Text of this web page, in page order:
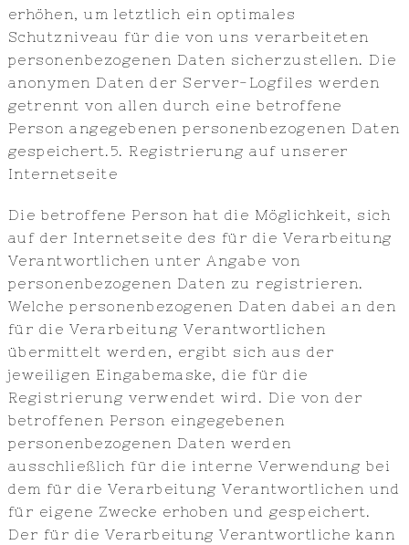
erhöhen, um letztlich ein optimales
Schutzniveau für die von uns verarbeiteten
personenbezogenen Daten sicherzustellen. Die
anonymen Daten der Server-Logfiles werden
getrennt von allen durch eine betroffene
Person angegebenen personenbezogenen Daten
gespeichert.5. Registrierung auf unserer
Internetseite
Die betroffene Person hat die Möglichkeit, sich
auf der Internetseite des für die Verarbeitung
Verantwortlichen unter Angabe von
personenbezogenen Daten zu registrieren.
Welche personenbezogenen Daten dabei an den
für die Verarbeitung Verantwortlichen
übermittelt werden, ergibt sich aus der
jeweiligen Eingabemaske, die für die
Registrierung verwendet wird. Die von der
betroffenen Person eingegebenen
personenbezogenen Daten werden
ausschließlich für die interne Verwendung bei
dem für die Verarbeitung Verantwortlichen und
für eigene Zwecke erhoben und gespeichert.
Der für die Verarbeitung Verantwortliche kann